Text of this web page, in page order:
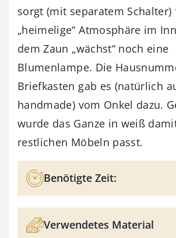
sorgt (mit separatem Schalter)
„heimelige“ Atmosphäre im
dem Zaun „wächst“ noch eine
Blumenlampe. Die
Briefkasten gab es (natürlich
handmade) vom Onkel dazu.
wurde das Ganze in weiß
restlichen Möbeln passt.
Benötigte Zeit:
Verwendetes Material